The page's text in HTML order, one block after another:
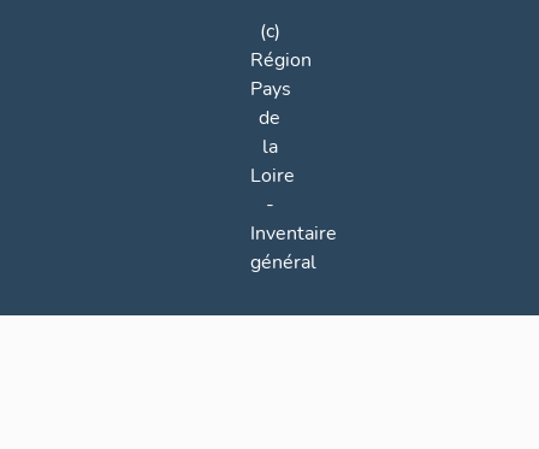
(c)
Région
Pays
de
la
Loire
-
Inventaire
général